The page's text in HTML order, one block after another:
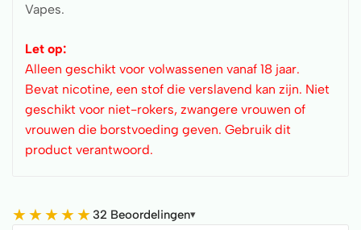
Vapes.
Let op:
Alleen geschikt voor volwassenen vanaf 18 jaar.
Bevat nicotine, een stof die verslavend kan zijn. Niet
geschikt voor niet-rokers, zwangere vrouwen of
vrouwen die borstvoeding geven. Gebruik dit
product verantwoord.
★★★★★32 Beoordelingen▾